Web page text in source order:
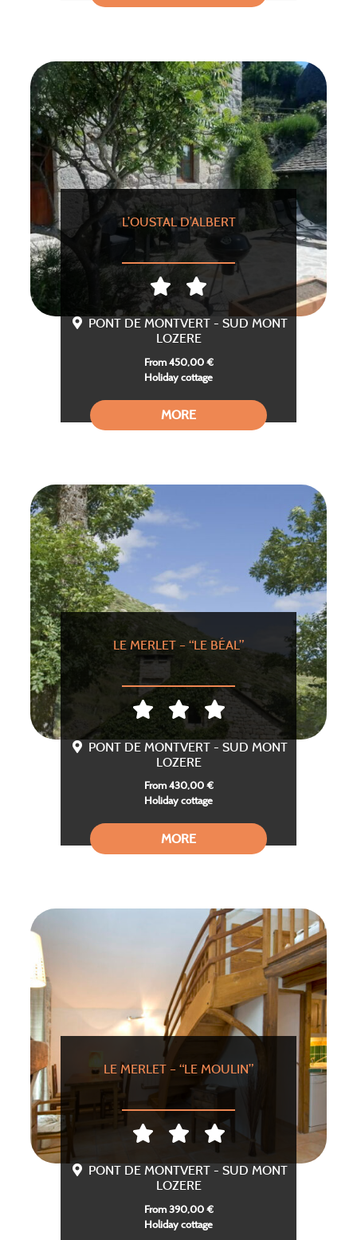
L’OUSTAL D’ALBERT
PONT DE MONTVERT - SUD MONT
LOZERE
From 450,00 €
Holiday cottage
MORE
LE MERLET – “LE BÉAL”
PONT DE MONTVERT - SUD MONT
LOZERE
From 430,00 €
Holiday cottage
MORE
LE MERLET – “LE MOULIN”
PONT DE MONTVERT - SUD MONT
LOZERE
From 390,00 €
Holiday cottage